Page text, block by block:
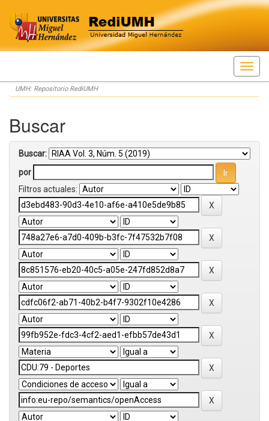
Skip
navigation
UMH: Repositorio RediUMH
Buscar
Buscar:
por
Filtros actuales: